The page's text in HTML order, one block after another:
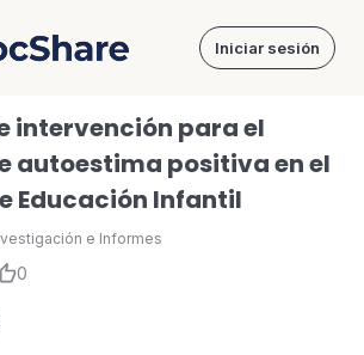
DocShare Iniciar sesión
intervención para el
autoestima positiva en el
Educación Infantil
e Informes
0